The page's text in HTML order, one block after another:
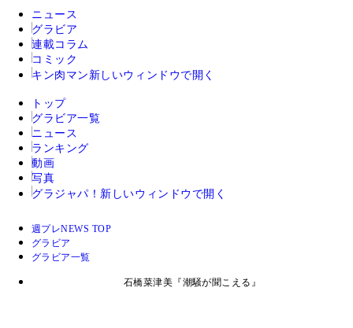
ニュース
グラビア
連載コラム
コミック
キン肉マン 新しいウィンドウで開く
トップ
グラビア一覧
ニュース
ランキング
動画
写真
グラジャパ！ 新しいウィンドウで開く
週プレNEWS TOP
グラビア
グラビア一覧
石橋菜津美『潮騒が聞こえる』